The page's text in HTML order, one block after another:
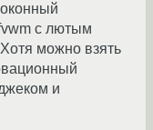
с лютым
можно взять
и